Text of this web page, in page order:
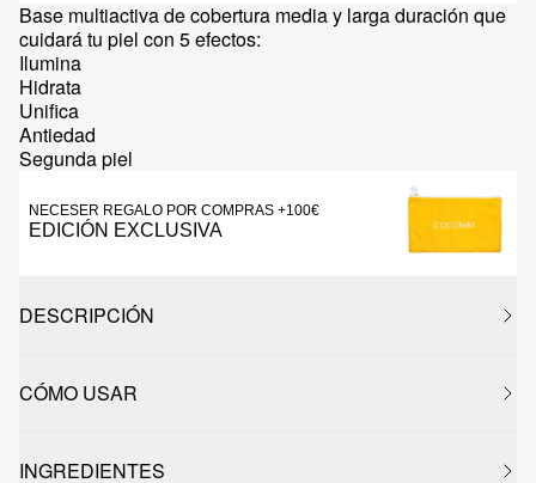
Base multiactiva de cobertura media y larga duración que
cuidará tu piel con 5 efectos:
Ilumina
Hidrata
Unifica
Antiedad
Segunda piel
NECESER REGALO POR COMPRAS +100€
EDICIÓN EXCLUSIVA
DESCRIPCIÓN
CÓMO USAR
INGREDIENTES